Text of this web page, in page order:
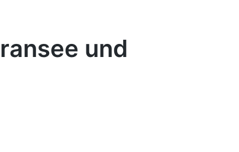
und